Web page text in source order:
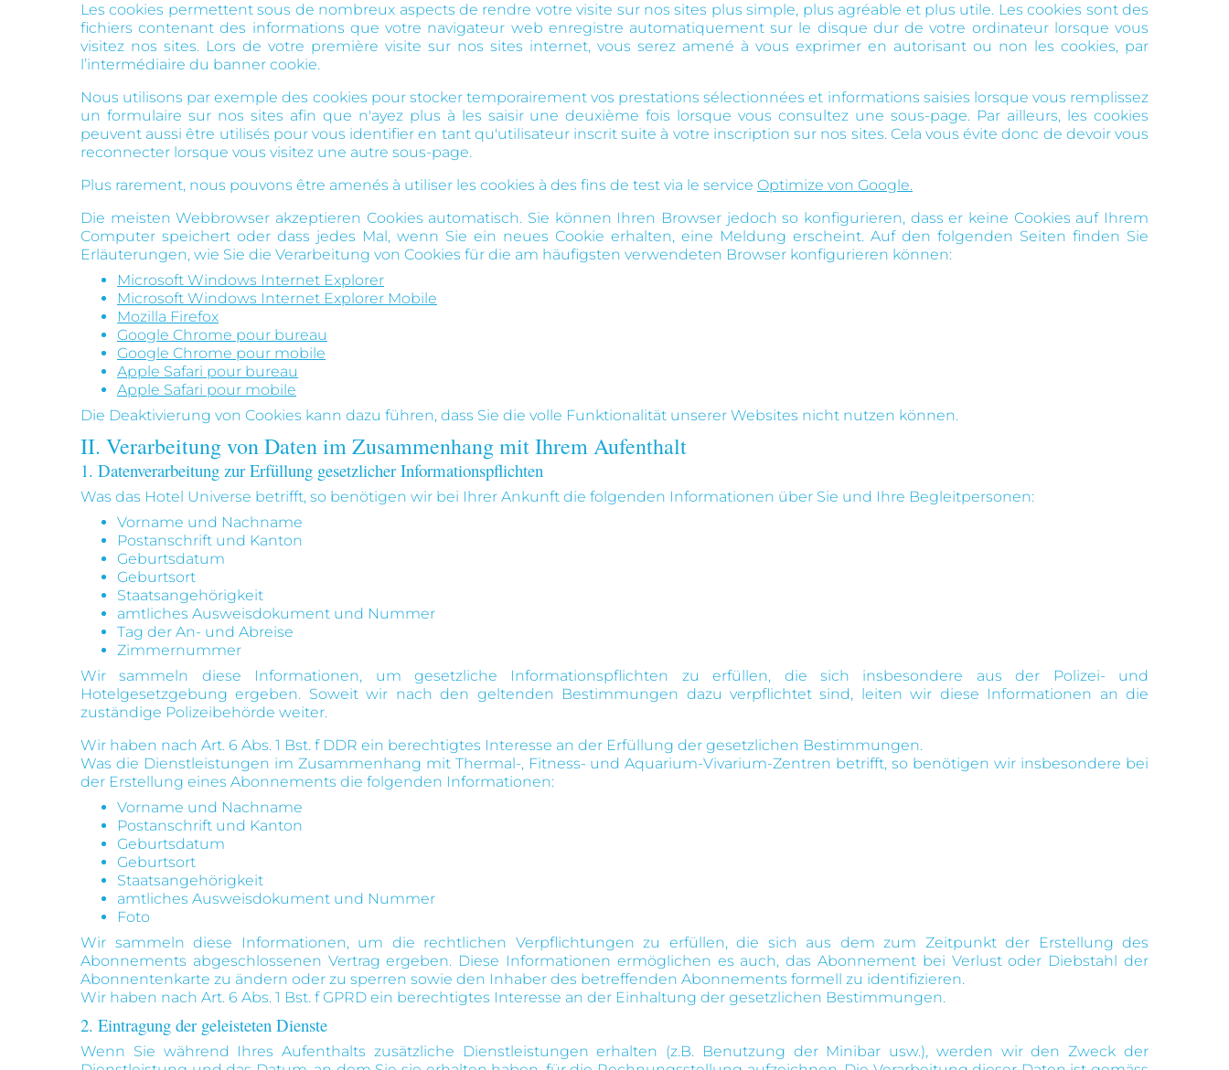
Les cookies permettent sous de nombreux aspects de rendre votre visite sur nos sites plus simple, plus agréable et plus utile. Les cookies sont des
fichiers contenant des informations que votre navigateur web enregistre automatiquement sur le disque dur de votre ordinateur lorsque vous
visitez nos sites. Lors de votre première visite sur nos sites internet, vous serez amené à vous exprimer en autorisant ou non les cookies, par
l’intermédiaire du banner cookie.
Nous utilisons par exemple des cookies pour stocker temporairement vos prestations sélectionnées et informations saisies lorsque vous remplissez
un formulaire sur nos sites afin que n'ayez plus à les saisir une deuxième fois lorsque vous consultez une sous-page. Par ailleurs, les cookies
peuvent aussi être utilisés pour vous identifier en tant qu'utilisateur inscrit suite à votre inscription sur nos sites. Cela vous évite donc de devoir vous
reconnecter lorsque vous visitez une autre sous-page.
Plus rarement, nous pouvons être amenés à utiliser les cookies à des fins de test via le service Optimize von Google.
Die meisten Webbrowser akzeptieren Cookies automatisch. Sie können Ihren Browser jedoch so konfigurieren, dass er keine Cookies auf Ihrem
Computer speichert oder dass jedes Mal, wenn Sie ein neues Cookie erhalten, eine Meldung erscheint. Auf den folgenden Seiten finden Sie
Erläuterungen, wie Sie die Verarbeitung von Cookies für die am häufigsten verwendeten Browser konfigurieren können:
Microsoft Windows Internet Explorer
Microsoft Windows Internet Explorer Mobile
Mozilla Firefox
Google Chrome pour bureau
Google Chrome pour mobile
Apple Safari pour bureau
Apple Safari pour mobile
Die Deaktivierung von Cookies kann dazu führen, dass Sie die volle Funktionalität unserer Websites nicht nutzen können.
II. Verarbeitung von Daten im Zusammenhang mit Ihrem Aufenthalt
1. Datenverarbeitung zur Erfüllung gesetzlicher Informationspflichten
Was das Hotel Universe betrifft, so benötigen wir bei Ihrer Ankunft die folgenden Informationen über Sie und Ihre Begleitpersonen:
Vorname und Nachname
Postanschrift und Kanton
Geburtsdatum
Geburtsort
Staatsangehörigkeit
amtliches Ausweisdokument und Nummer
Tag der An- und Abreise
Zimmernummer
Wir sammeln diese Informationen, um gesetzliche Informationspflichten zu erfüllen, die sich insbesondere aus der Polizei- und
Hotelgesetzgebung ergeben. Soweit wir nach den geltenden Bestimmungen dazu verpflichtet sind, leiten wir diese Informationen an die
zuständige Polizeibehörde weiter.
Wir haben nach Art. 6 Abs. 1 Bst. f DDR ein berechtigtes Interesse an der Erfüllung der gesetzlichen Bestimmungen.
Was die Dienstleistungen im Zusammenhang mit Thermal-, Fitness- und Aquarium-Vivarium-Zentren betrifft, so benötigen wir insbesondere bei
der Erstellung eines Abonnements die folgenden Informationen:
Vorname und Nachname
Postanschrift und Kanton
Geburtsdatum
Geburtsort
Staatsangehörigkeit
amtliches Ausweisdokument und Nummer
Foto
Wir sammeln diese Informationen, um die rechtlichen Verpflichtungen zu erfüllen, die sich aus dem zum Zeitpunkt der Erstellung des
Abonnements abgeschlossenen Vertrag ergeben. Diese Informationen ermöglichen es auch, das Abonnement bei Verlust oder Diebstahl der
Abonnentenkarte zu ändern oder zu sperren sowie den Inhaber des betreffenden Abonnements formell zu identifizieren.
Wir haben nach Art. 6 Abs. 1 Bst. f GPRD ein berechtigtes Interesse an der Einhaltung der gesetzlichen Bestimmungen.
2. Eintragung der geleisteten Dienste
Wenn Sie während Ihres Aufenthalts zusätzliche Dienstleistungen erhalten (z.B. Benutzung der Minibar usw.), werden wir den Zweck der